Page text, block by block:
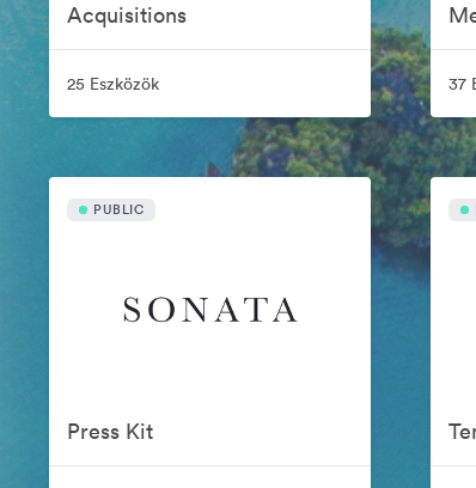
Acquisitions
25 Eszközök 37
PUBLIC
Press Kit